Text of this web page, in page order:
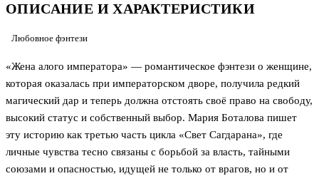
ОПИСАНИЕ И ХАРАКТЕРИСТИКИ
Любовное фэнтези
«Жена алого императора» — романтическое фэнтези о женщине,
которая оказалась при императорском дворе, получила редкий
магический дар и теперь должна отстоять своё право на свободу,
высокий статус и собственный выбор. Мария Боталова пишет
эту историю как третью часть цикла «Свет Сагдарана», где
личные чувства тесно связаны с борьбой за власть, тайными
союзами и опасностью, идущей не только от врагов, но и от